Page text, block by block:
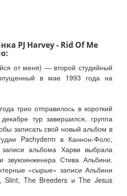
PJ Harvey - Rid Of Me
от меня) — второй студийный
в мае 1993 года на
трио отправилось в короткий
тур завершился, группа
записать свой новый альбом в
Pachyderm в Каннон-Фолс,
альбома Харви выбрала
звукоинженера Стива Альбини.
«сырые» записи Альбини
Slint, The Breeders и The Jesus